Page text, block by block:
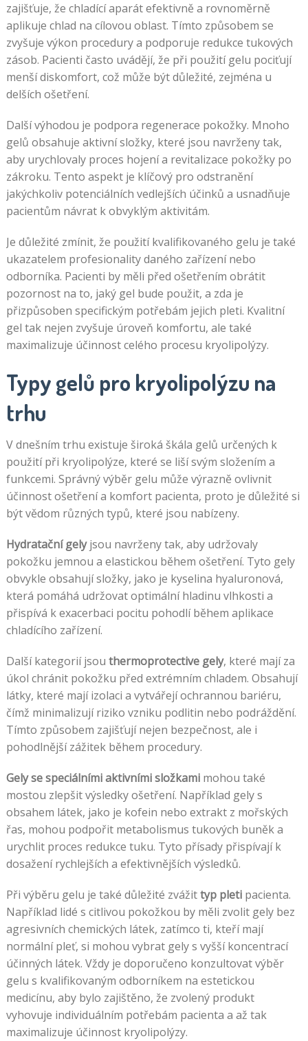
zajišťuje, že chladící aparát efektivně a rovnoměrně
aplikuje chlad na cílovou oblast. Tímto způsobem se
zvyšuje výkon procedury a podporuje redukce tukových
zásob. Pacienti často uvádějí, že při použití gelu pociťují
menší diskomfort, což může být důležité, zejména u
delších ošetření.
Další výhodou je podpora regenerace pokožky. Mnoho
gelů obsahuje aktivní složky, které jsou navrženy tak,
aby urychlovaly proces hojení a revitalizace pokožky po
zákroku. Tento aspekt je klíčový pro odstranění
jakýchkoliv potenciálních vedlejších účinků a usnadňuje
pacientům návrat k obvyklým aktivitám.
Je důležité zmínit, že použití kvalifikovaného gelu je také
ukazatelem profesionality daného zařízení nebo
odborníka. Pacienti by měli před ošetřením obrátit
pozornost na to, jaký gel bude použit, a zda je
přizpůsoben specifickým potřebám jejich pleti. Kvalitní
gel tak nejen zvyšuje úroveň komfortu, ale také
maximalizuje účinnost celého procesu kryolipolýzy.
Typy gelů pro kryolipolýzu na
trhu
V dnešním trhu existuje široká škála gelů určených k
použití při kryolipolýze, které se liší svým složením a
funkcemi. Správný výběr gelu může výrazně ovlivnit
účinnost ošetření a komfort pacienta, proto je důležité si
být vědom různých typů, které jsou nabízeny.
Hydratační gelyjsou navrženy tak, aby udržovaly
pokožku jemnou a elastickou během ošetření. Tyto gely
obvykle obsahují složky, jako je kyselina hyaluronová,
která pomáhá udržovat optimální hladinu vlhkosti a
přispívá k exacerbaci pocitu pohodlí během aplikace
chladícího zařízení.
Další kategorií jsou thermoprotective gely, které mají za
úkol chránit pokožku před extrémním chladem. Obsahují
látky, které mají izolaci a vytvářejí ochrannou bariéru,
čímž minimalizují riziko vzniku podlitin nebo podráždění.
Tímto způsobem zajišťují nejen bezpečnost, ale i
pohodlnější zážitek během procedury.
Gely se speciálními aktivními složkamimohou také
mostou zlepšit výsledky ošetření. Například gely s
obsahem látek, jako je kofein nebo extrakt z mořských
řas, mohou podpořit metabolismus tukových buněk a
urychlit proces redukce tuku. Tyto přísady přispívají k
dosažení rychlejších a efektivnějších výsledků.
Při výběru gelu je také důležité zvážittyp pletipacienta.
Například lidé s citlivou pokožkou by měli zvolit gely bez
agresivních chemických látek, zatímco ti, kteří mají
normální pleť, si mohou vybrat gely s vyšší koncentrací
účinných látek. Vždy je doporučeno konzultovat výběr
gelu s kvalifikovaným odborníkem na estetickou
medicínu, aby bylo zajištěno, že zvolený produkt
vyhovuje individuálním potřebám pacienta a až tak
maximalizuje účinnost kryolipolýzy.